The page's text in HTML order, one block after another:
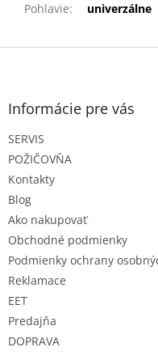
Pohlavie: univerzálne
Z
Informácie pre vás
SERVIS
POŽIČOVŇA
Kontakty
Blog
Ako nakupovať
Obchodné podmienky
Podmienky ochrany
Reklamace
EET
Predajňa
DOPRAVA